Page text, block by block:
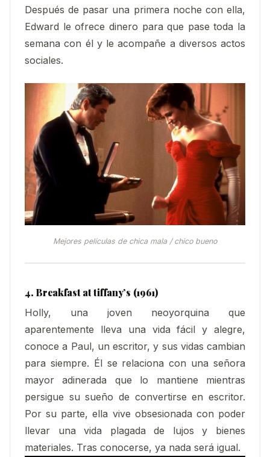
Después de pasar una primera noche con ella,
Edward le ofrece dinero para que pase toda la
semana con él y le acompañe a diversos actos
sociales.
Mejores películas de chica mala / chico bueno
4. Breakfast at tiffany’s (1961)
Holly, una joven neoyorquina que
aparentemente lleva una vida fácil y alegre,
conoce a Paul, un escritor, y sus vidas cambian
para siempre. Él se relaciona con una señora
mayor adinerada que lo mantiene mientras
persigue su sueño de convertirse en escritor.
Por su parte, ella vive obsesionada con poder
llevar una vida plagada de lujos y bienes
materiales. Tras conocerse, ya nada será igual.